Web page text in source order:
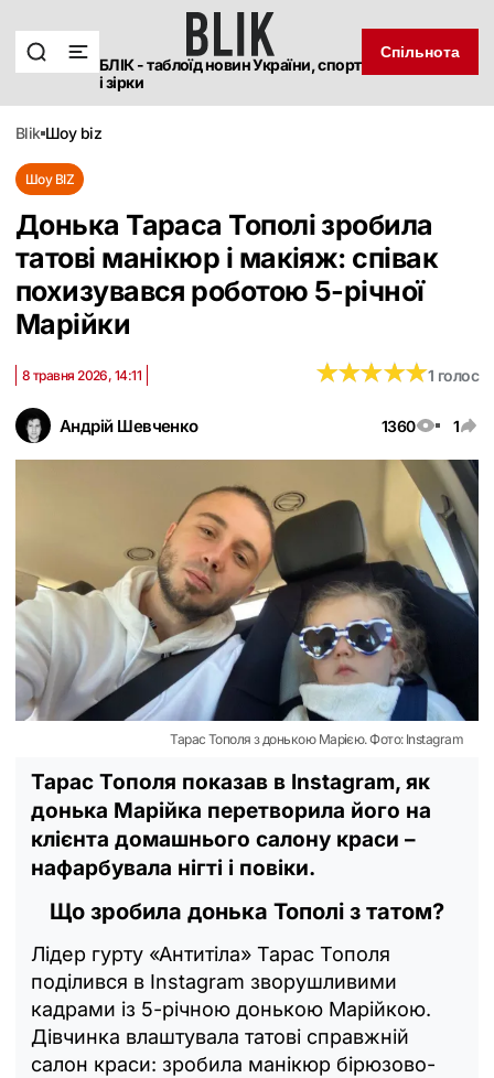
БЛІК - таблоїд новин України, спорт
і зірки
Спільнота
blik шоу biz
Шоу BIZ
Донька Тараса Тополі зробила
татові манікюр і макіяж: співак
похизувався роботою 5-річної
Марійки
Андрій Шевченко 1360 1
8 травня 2026, 14:11 ★★★★★
★★★★★1 голос
Тарас Тополя з донькою Марією. Фото: Instagram
Тарас Тополя показав в Instagram, як
донька Марійка перетворила його на
клієнта домашнього салону краси –
нафарбувала нігті і повіки.
Що зробила донька Тополі з татом?
Лідер гурту «Антитіла» Тарас Тополя
поділився в Instagram зворушливими
кадрами із 5-річною донькою Марійкою.
Дівчинка влаштувала татові справжній
салон краси: зробила манікюр бірюзово-